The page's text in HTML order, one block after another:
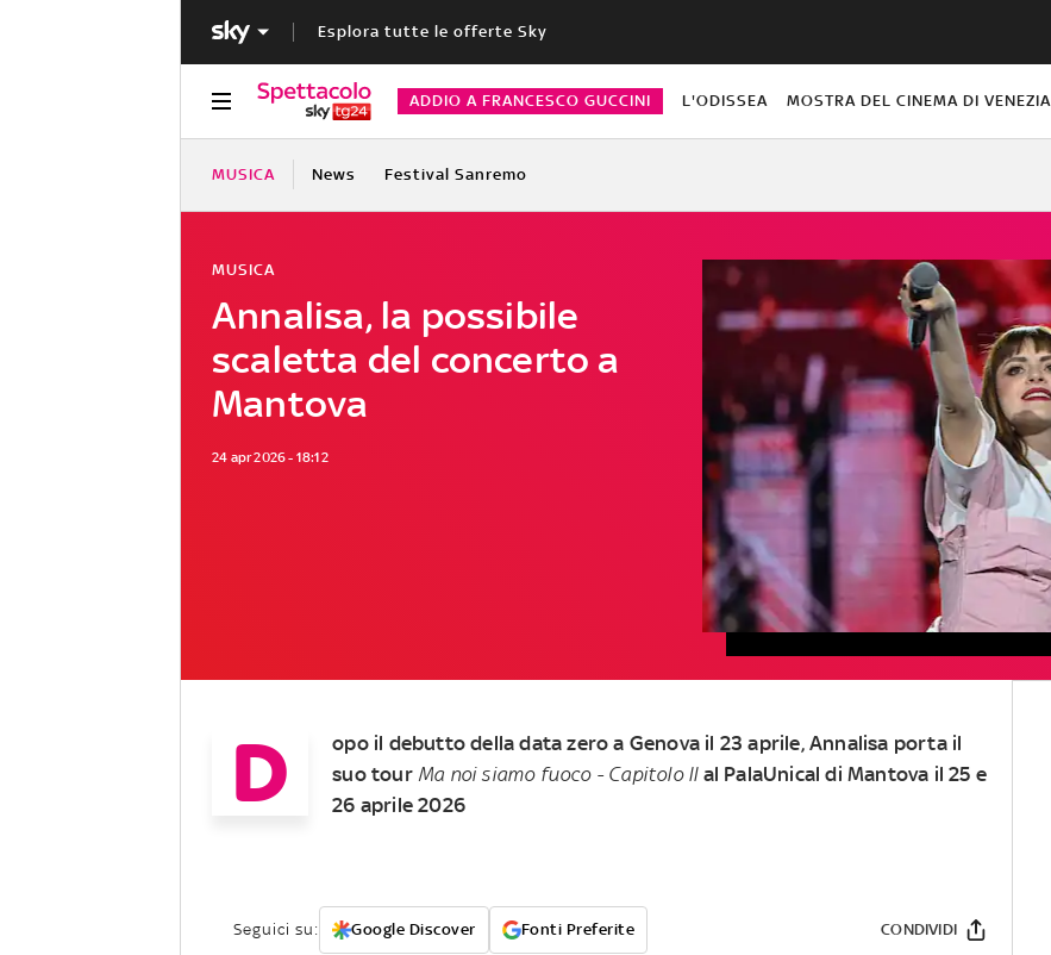
Esplora tutte le offerte Sky
ADDIO A FRANCESCO GUCCINI L'ODISSEA MOSTRA DEL CINEMA DI VENEZIA
MUSICA News Festival Sanremo
Annalisa, la possibile
scaletta del concerto a
Mantova
MUSICA
24 apr 2026 - 18:12
D
opo il debutto della data zero a Genova il 23 aprile, Annalisa porta il
suo tour Ma noi siamo fuoco - Capitolo IIal PalaUnical di Mantova il 25 e
26 aprile 2026
Seguici su: Google Discover Fonti Preferite CONDIVIDI